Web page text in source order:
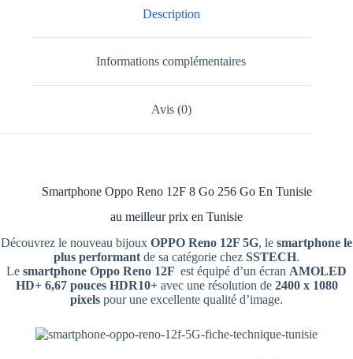
Description
Informations complémentaires
Avis (0)
Smartphone Oppo Reno 12F 8 Go 256 Go En Tunisie
au meilleur prix en Tunisie
Découvrez le nouveau bijoux OPPO Reno 12F 5G, le smartphone le
plus performant de sa catégorie chez SSTECH.
Le smartphone Oppo Reno 12F est équipé d’un écran AMOLED
HD+ 6,67 pouces HDR10+avec une résolution de 2400 x 1080
pixels pour une excellente qualité d’image.